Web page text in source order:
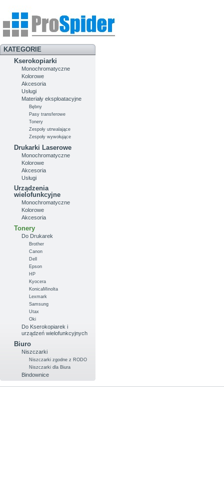
KATEGORIE
Kserokopiarki
Monochromatyczne
Kolorowe
Akcesoria
Usługi
Materiały eksploatacyjne
Bębny
Pasy transferowe
Tonery
Zespoły utrwalające
Zespoły wywołujące
Drukarki Laserowe
Monochromatyczne
Kolorowe
Akcesoria
Usługi
Urządzenia
wielofunkcyjne
Monochromatyczne
Kolorowe
Akcesoria
Tonery
Do Drukarek
Brother
Canon
Dell
Epson
HP
Kyocera
KonicaMinolta
Lexmark
Samsung
Utax
Oki
Do Kserokopiarek i
urządzeń wielofunkcyjnych
Biuro
Niszczarki
Niszczarki zgodne z RODO
Niszczarki dla Biura
Bindownice